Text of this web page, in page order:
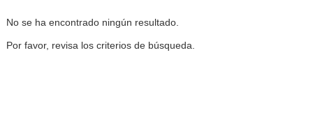
No se ha encontrado ningún resultado.
Por favor, revisa los criterios de búsqueda.